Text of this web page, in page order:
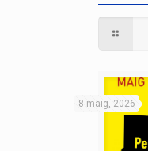
8 maig, 2026